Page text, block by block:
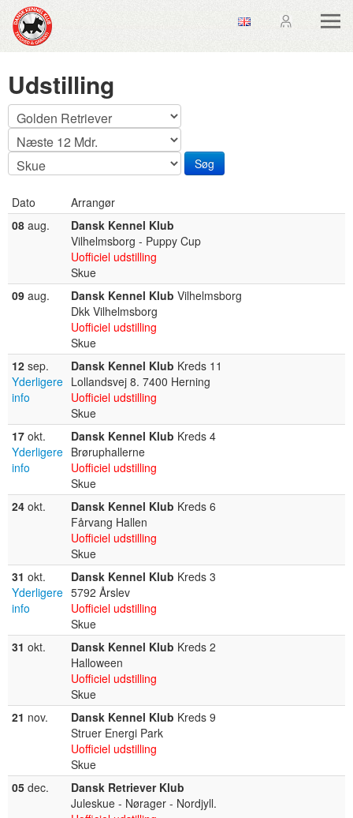
Udstilling
Dato
Arrangør
08 aug.
Dansk Kennel Klub
Vilhelmsborg - Puppy Cup
Uofficiel udstilling
Skue
09 aug. Dansk Kennel Klub Vilhelmsborg
Dkk Vilhelmsborg
Uofficiel udstilling
Skue
12 sep.
Yderligere
info
Dansk Kennel Klub Kreds 11
Lollandsvej 8. 7400 Herning
Uofficiel udstilling
Skue
17 okt.
Yderligere
info
Dansk Kennel Klub Kreds 4
Brøruphallerne
Uofficiel udstilling
Skue
24 okt. Dansk Kennel Klub Kreds 6
Fårvang Hallen
Uofficiel udstilling
Skue
31 okt.
Yderligere
info
Dansk Kennel Klub Kreds 3
5792 Årslev
Uofficiel udstilling
Skue
31 okt. Dansk Kennel Klub Kreds 2
Halloween
Uofficiel udstilling
Skue
21 nov. Dansk Kennel Klub Kreds 9
Struer Energi Park
Uofficiel udstilling
Skue
05 dec.
Dansk Retriever Klub
Juleskue - Nørager - Nordjyll.